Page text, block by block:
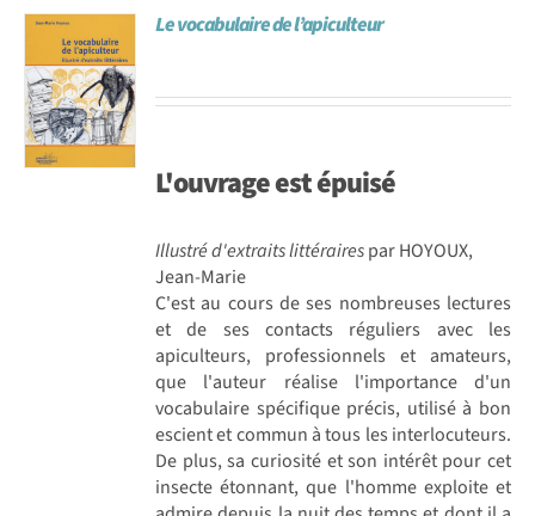
Achat en ligne
Panier WooCommerce
Le vocabulaire de l’apiculteur
L'ouvrage estépuisé
Illustré d'extraits littérairespar HOYOUX,
Jean-Marie
C'est au cours de ses nombreuses lectures
et de ses contacts réguliers avec les
apiculteurs, professionnels et amateurs,
que l'auteur réalise l'importance d'un
vocabulaire spécifique précis, utilisé à bon
escient et commun à tous les interlocuteurs.
De plus, sa curiosité et son intérêt pour cet
insecte étonnant, que l'homme exploite et